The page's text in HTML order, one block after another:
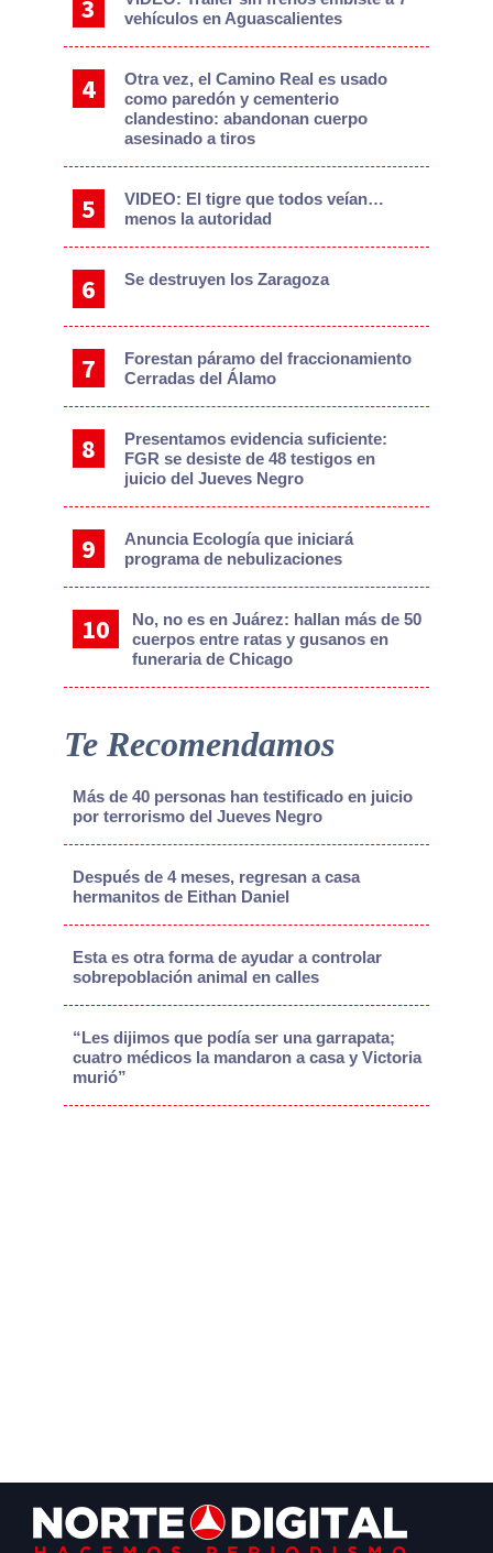
vehículos en Aguascalientes
Otra vez, el Camino Real es usado
como paredón y cementerio
clandestino: abandonan cuerpo
asesinado a tiros
VIDEO: El tigre que todos veían…
menos la autoridad
Se destruyen los Zaragoza
Forestan páramo del fraccionamiento
Cerradas del Álamo
Presentamos evidencia suficiente:
FGR se desiste de 48 testigos en
juicio del Jueves Negro
Anuncia Ecología que iniciará
programa de nebulizaciones
No, no es en Juárez: hallan más de 50
cuerpos entre ratas y gusanos en
funeraria de Chicago
Te Recomendamos
Más de 40 personas han testificado en juicio
por terrorismo del Jueves Negro
Después de 4 meses, regresan a casa
hermanitos de Eithan Daniel
Esta es otra forma de ayudar a controlar
sobrepoblación animal en calles
“Les dijimos que podía ser una garrapata;
cuatro médicos la mandaron a casa y Victoria
murió”
Footer